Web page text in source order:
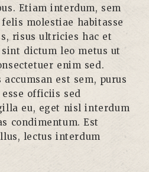
Etiam interdum, sem
molestiae habitasse
risus ultricies hac et
dictum leo metus ut
enim sed.
est sem, purus
officiis sed
eu, eget nisl interdum
condimentum. Est
lectus interdum